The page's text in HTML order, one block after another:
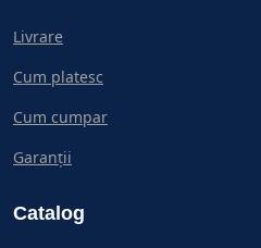
Livrare
Cum platesc
Cum cumpar
Garanții
Catalog